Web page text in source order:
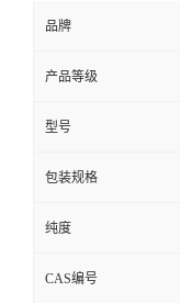
品牌
产品等级
型号
包装规格
纯度
CAS编号